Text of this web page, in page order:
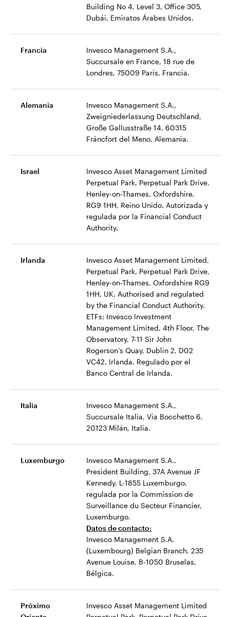
Building No 4, Level 3, Office 305,
Dubái, Emiratos Árabes Unidos.
Francia
Invesco Management S.A.,
Succursale en France, 18 rue de
Londres, 75009 París, Francia.
Alemania
Invesco Management S.A.,
Zweigniederlassung Deutschland,
Große Gallusstraße 14, 60315
Fráncfort del Meno, Alemania.
Israel
Invesco Asset Management Limited
Perpetual Park, Perpetual Park Drive,
Henley-on-Thames, Oxfordshire,
RG9 1HH, Reino Unido. Autorizada y
regulada por la Financial Conduct
Authority.
Irlanda
Invesco Asset Management Limited,
Perpetual Park, Perpetual Park Drive,
Henley-on-Thames, Oxfordshire RG9
1HH, UK. Authorised and regulated
by the Financial Conduct Authority.
ETFs: Invesco Investment
Management Limited, 4th Floor, The
Observatory, 7-11 Sir John
Rogerson’s Quay, Dublin 2, D02
VC42, Irlanda. Regulado por el
Banco Central de Irlanda.
Italia
Invesco Management S.A.,
Succursale Italia, Via Bocchetto 6,
20123 Milán, Italia.
Luxemburgo
Invesco Management S.A.,
President Building, 37A Avenue JF
Kennedy, L-1855 Luxemburgo,
regulada por la Commission de
Surveillance du Secteur Financier,
Luxemburgo.
Datos de contacto:
Invesco Management S.A.
(Luxembourg) Belgian Branch, 235
Avenue Louise, B-1050 Bruselas,
Bélgica.
Próximo
Invesco Asset Management Limited